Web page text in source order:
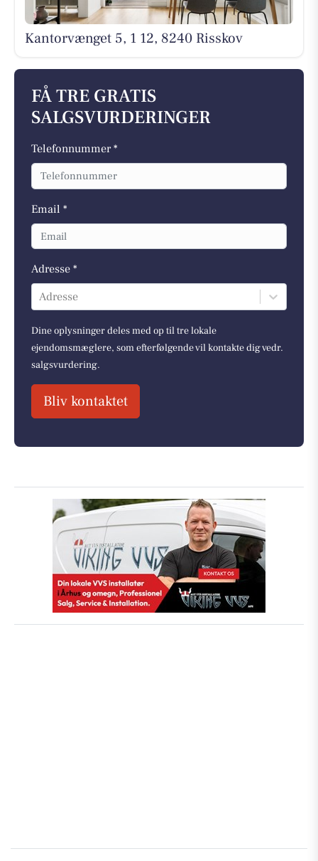
Kantorvænget 5, 1 12, 8240 Risskov
FÅ TRE GRATIS
SALGSVURDERINGER
Telefonnummer *
Email *
Adresse *
Adresse
Dine oplysninger deles med op til tre lokale
ejendomsmæglere, som efterfølgende vil kontakte dig vedr.
salgsvurdering.
Bliv kontaktet